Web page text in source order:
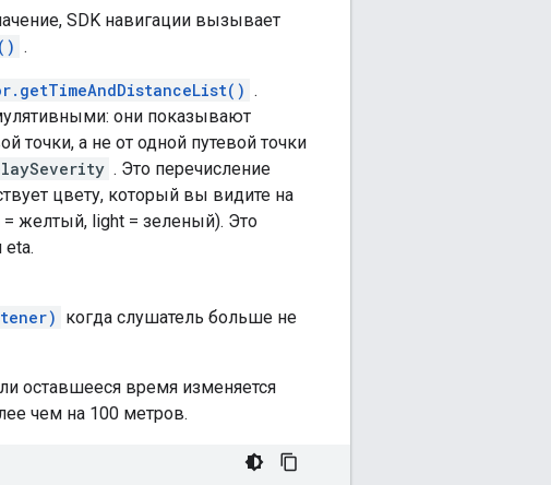
SDK навигации вызывает
.
.
они показывают
точки, а не от одной путевой точки
. Это перечисление
цвету, который вы видите на
= желтый, light = зеленый). Это
eta.
когда слушатель больше не
оставшееся время изменяется
чем на 100 метров.